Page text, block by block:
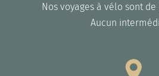
Nos voyages à vélo sont
Aucun